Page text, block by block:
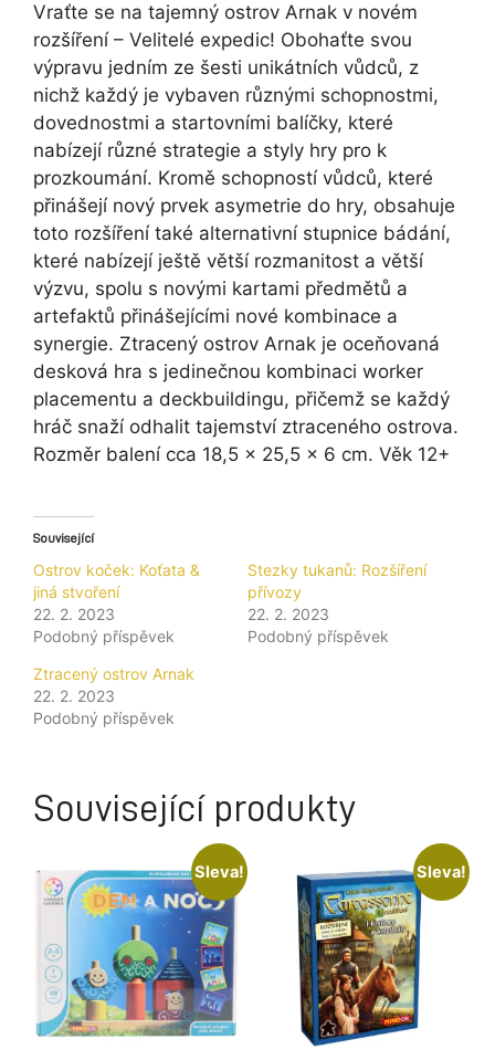
Vraťte se na tajemný ostrov Arnak v novém
rozšíření – Velitelé expedic! Obohaťte svou
výpravu jedním ze šesti unikátních vůdců, z
nichž každý je vybaven různými schopnostmi,
dovednostmi a startovními balíčky, které
nabízejí různé strategie a styly hry pro k
prozkoumání. Kromě schopností vůdců, které
přinášejí nový prvek asymetrie do hry, obsahuje
toto rozšíření také alternativní stupnice bádání,
které nabízejí ještě větší rozmanitost a větší
výzvu, spolu s novými kartami předmětů a
artefaktů přinášejícími nové kombinace a
synergie. Ztracený ostrov Arnak je oceňovaná
desková hra s jedinečnou kombinaci worker
placementu a deckbuildingu, přičemž se každý
hráč snaží odhalit tajemství ztraceného ostrova.
Rozměr balení cca 18,5 x 25,5 x 6 cm. Věk 12+
Související
Ostrov koček: Koťata &
jiná stvoření
22. 2. 2023
Podobný příspěvek
Stezky tukanů: Rozšíření
přívozy
22. 2. 2023
Podobný příspěvek
Ztracený ostrov Arnak
22. 2. 2023
Podobný příspěvek
Související produkty
Sleva! Sleva!